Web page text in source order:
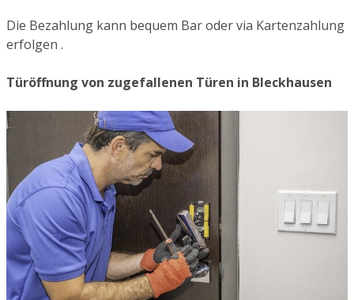
Die Bezahlung kann bequem Bar oder via Kartenzahlung
erfolgen .
Türöffnung von zugefallenen Türen in Bleckhausen